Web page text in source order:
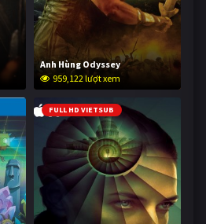
Anh Hùng Odyssey
959,122 lượt xem
FULL HD VIETSUB